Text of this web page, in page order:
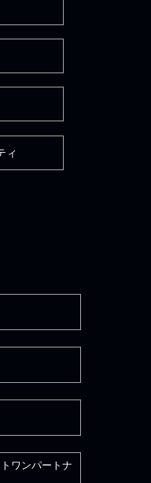
ィ
ワンパートナ